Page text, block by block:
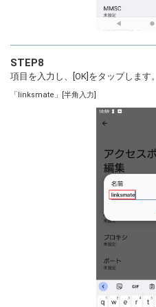
STEP8
項目を入力し、[OK]をタップします。
「linksmate」[半角入力]